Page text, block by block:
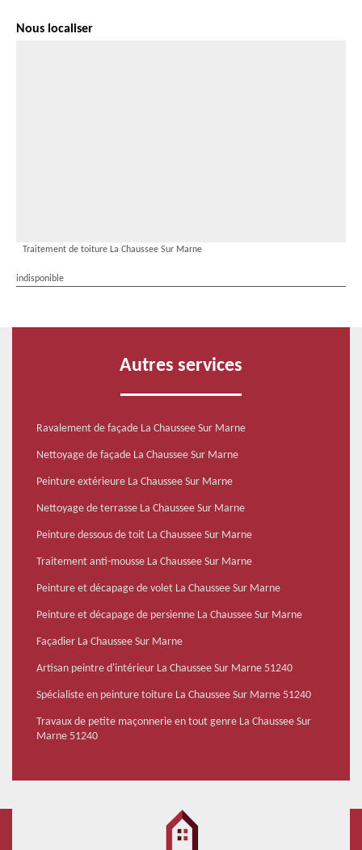
Nous localiser
Traitement de toiture La Chaussee Sur Marne
indisponible
Autres services
Ravalement de façade La Chaussee Sur Marne
Nettoyage de façade La Chaussee Sur Marne
Peinture extérieure La Chaussee Sur Marne
Nettoyage de terrasse La Chaussee Sur Marne
Peinture dessous de toit La Chaussee Sur Marne
Traitement anti-mousse La Chaussee Sur Marne
Peinture et décapage de volet La Chaussee Sur Marne
Peinture et décapage de persienne La Chaussee Sur Marne
Façadier La Chaussee Sur Marne
Artisan peintre d'intérieur La Chaussee Sur Marne 51240
Spécialiste en peinture toiture La Chaussee Sur Marne 51240
Travaux de petite maçonnerie en tout genre La Chaussee Sur
Marne 51240